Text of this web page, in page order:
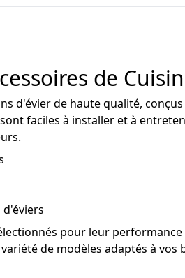
de
d'évier de haute qualité,
faciles à installer et à
pour leur
de modèles adaptés à